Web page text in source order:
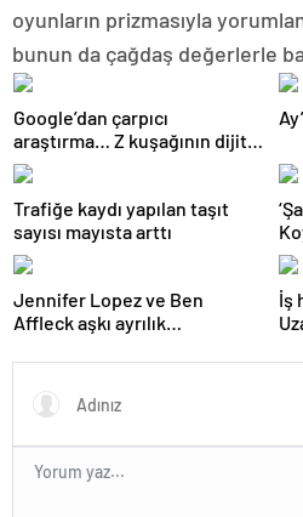
oyunların prizmasıyla
bunun da çağdaş değerlerle
Google’dan çarpıcı
araştırma… Z kuşağının dijital
davranışlarını inceledi
Trafiğe kaydı yapılan taşıt
sayısı mayısta arttı
Jennifer Lopez ve Ben
Affleck aşkı ayrılık
İş